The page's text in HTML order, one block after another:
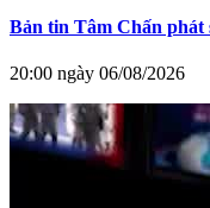
Bản tin Tâm Chấn phát
20:00 ngày 06/08/2026